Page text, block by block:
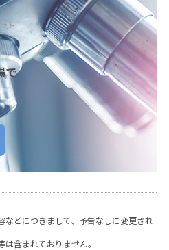
で
などにつきまして、予告なしに変更され
含まれておりません。